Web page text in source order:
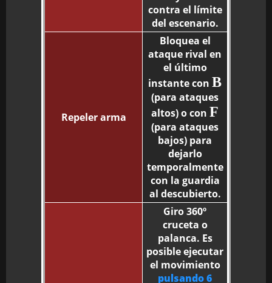
contra el límite
del escenario.
Repeler arma
Bloquea el
ataque rival en
el último
instante con B
(para ataques
altos) o con F
(para ataques
bajos) para
dejarlo
temporalmente
con la guardia
al descubierto.
Giro 360º
cruceta o
palanca. Es
posible ejecutar
el movimiento
pulsando 6